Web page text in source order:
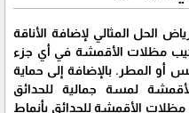
الحل المثالي لإضافة الأناقة
مظلات الأقمشة في أي جزء
أو المطر. بالإضافة إلى حماية
لمسة جمالية للحدائق
مظلات الأقمشة للحدائق بأنماط